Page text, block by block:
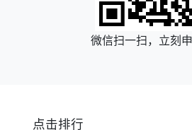
微信扫一扫，立刻
点击排行